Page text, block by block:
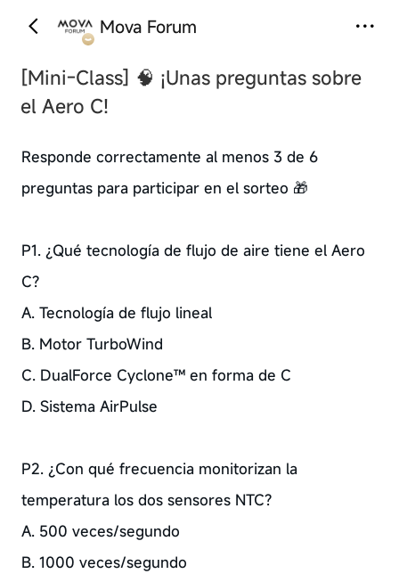
Mova Forum
[Mini-Class] 🧠 ¡Unas preguntas sobre
el Aero C!
Responde correctamente al menos 3 de 6
preguntas para participar en el sorteo 🎁
P1. ¿Qué tecnología de flujo de aire tiene el Aero
C?
A. Tecnología de flujo lineal
B. Motor TurboWind
C. DualForce Cyclone™ en forma de C
D. Sistema AirPulse
P2. ¿Con qué frecuencia monitorizan la
temperatura los dos sensores NTC?
A. 500 veces/segundo
B. 1000 veces/segundo